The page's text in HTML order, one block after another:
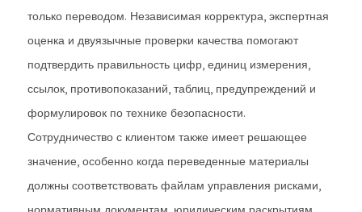
только переводом. Независимая корректура, экспертная
оценка и двуязычные проверки качества помогают
подтвердить правильность цифр, единиц измерения,
ссылок, противопоказаний, таблиц, предупреждений и
формулировок по технике безопасности.
Сотрудничество с клиентом также имеет решающее
значение, особенно когда переведенные материалы
должны соответствовать файлам управления рисками,